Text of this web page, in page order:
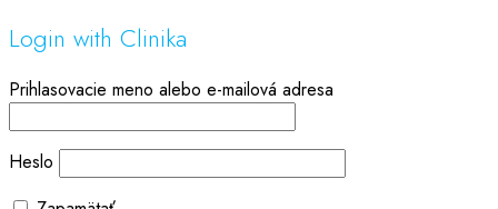
Login with Clinika
Prihlasovacie meno alebo e-mailová adresa
Heslo